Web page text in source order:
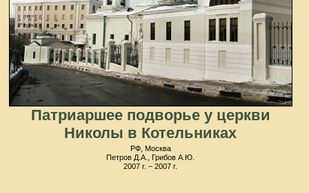
Патриаршее подворье у церкви
Николы в Котельниках
РФ, Москва
Петров Д.А., Грибов А.Ю.
2007 г. – 2007 г.